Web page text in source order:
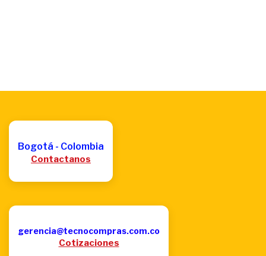
Bogotá - Colombia
Contactanos
gerencia@tecnocompras.com.co
Cotizaciones